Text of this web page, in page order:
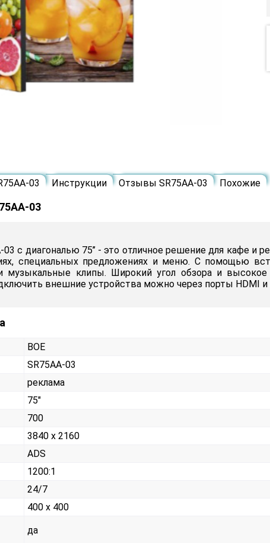
03 Инструкции Отзывы SR75AA-03 Похожие
03
с диагональю 75’’ - это отличное решение для кафе и
специальных предложениях и меню. С помощью
музыкальные клипы. Широкий угол обзора и
внешние устройства можно через порты HDMI и
BOE
SR75AA-03
реклама
75"
700
3840 x 2160
ADS
1200:1
24/7
400 x 400
да